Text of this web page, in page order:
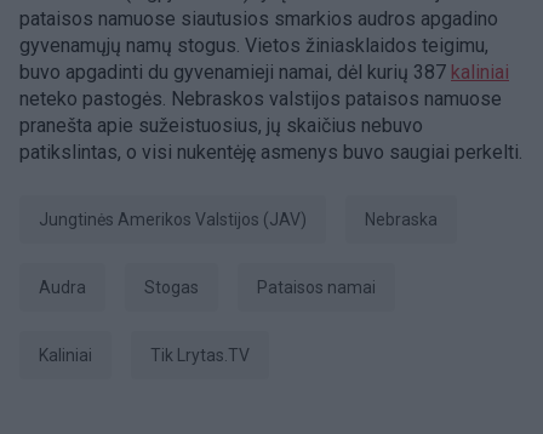
pataisos namuose siautusios smarkios audros apgadino
gyvenamųjų namų stogus. Vietos žiniasklaidos teigimu,
buvo apgadinti du gyvenamieji namai, dėl kurių 387 kaliniai
neteko pastogės. Nebraskos valstijos pataisos namuose
pranešta apie sužeistuosius, jų skaičius nebuvo
patikslintas, o visi nukentėję asmenys buvo saugiai perkelti.
Jungtinės Amerikos Valstijos (JAV) Nebraska
Audra stogas pataisos namai
Kaliniai tik Lrytas.TV